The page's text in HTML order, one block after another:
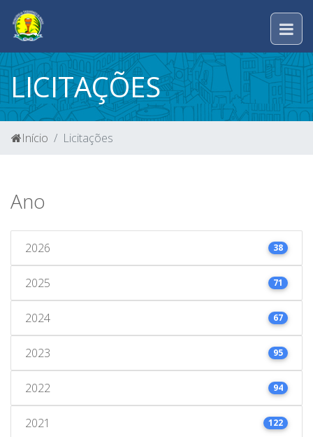
LICITAÇÕES
Início Licitações
Ano
2026 38
2025 71
2024 67
2023 95
2022 94
2021 122